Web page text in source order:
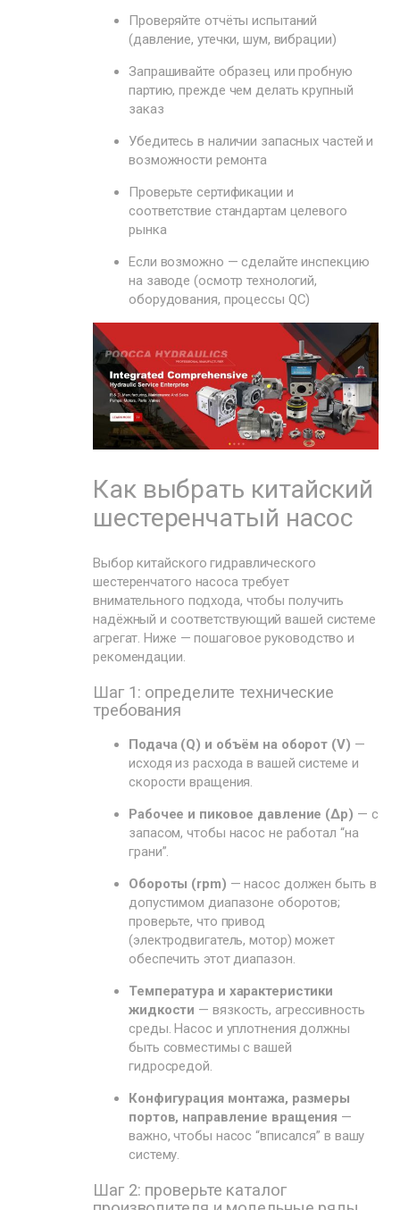
Проверяйте отчёты испытаний
(давление, утечки, шум, вибрации)
Запрашивайте образец или пробную
партию, прежде чем делать крупный
заказ
Убедитесь в наличии запасных частей и
возможности ремонта
Проверьте сертификации и
соответствие стандартам целевого
рынка
Если возможно — сделайте инспекцию
на заводе (осмотр технологий,
оборудования, процессы QC)
Как выбрать китайский
шестеренчатый насос
Выбор китайского гидравлического
шестеренчатого насоса требует
внимательного подхода, чтобы получить
надёжный и соответствующий вашей системе
агрегат. Ниже — пошаговое руководство и
рекомендации.
Шаг 1: определите технические
требования
Подача (Q) и объём на оборот (V) —
исходя из расхода в вашей системе и
скорости вращения.
Рабочее и пиковое давление (Δp) — с
запасом, чтобы насос не работал “на
грани”.
Обороты (rpm) — насос должен быть в
допустимом диапазоне оборотов;
проверьте, что привод
(электродвигатель, мотор) может
обеспечить этот диапазон.
Температура и характеристики
жидкости — вязкость, агрессивность
среды. Насос и уплотнения должны
быть совместимы с вашей
гидросредой.
Конфигурация монтажа, размеры
портов, направление вращения —
важно, чтобы насос “вписался” в вашу
систему.
Шаг 2: проверьте каталог